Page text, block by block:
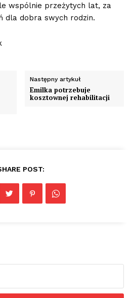
wspólnie przeżytych lat, za
dla dobra swych rodzin.
Następny artykuł
Emilka potrzebuje
kosztownej rehabilitacji
POST: